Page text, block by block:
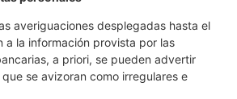
averiguaciones desplegadas hasta el
a la información provista por las
a priori, se pueden advertir
se avizoran como irregulares e